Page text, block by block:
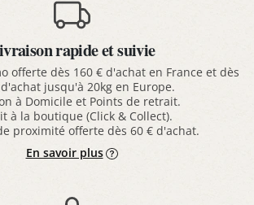
rapide et suivie
offerte dès 160 € d'achat en France et dès
jusqu'à 20kg en Europe.
à Domicile et Points de retrait.
à la boutique (Click & Collect).
proximité offerte dès 60 € d'achat.
En savoir plus